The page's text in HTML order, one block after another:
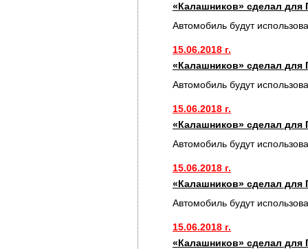
«Калашников» сделал для
Автомобиль будут
15.06.2018 г.
«Калашников» сделал для
Автомобиль будут
15.06.2018 г.
«Калашников» сделал для
Автомобиль будут
15.06.2018 г.
«Калашников» сделал для
Автомобиль будут
15.06.2018 г.
«Калашников» сделал для